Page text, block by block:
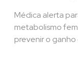
Médica alerta
metabolismo
prevenir o ganho